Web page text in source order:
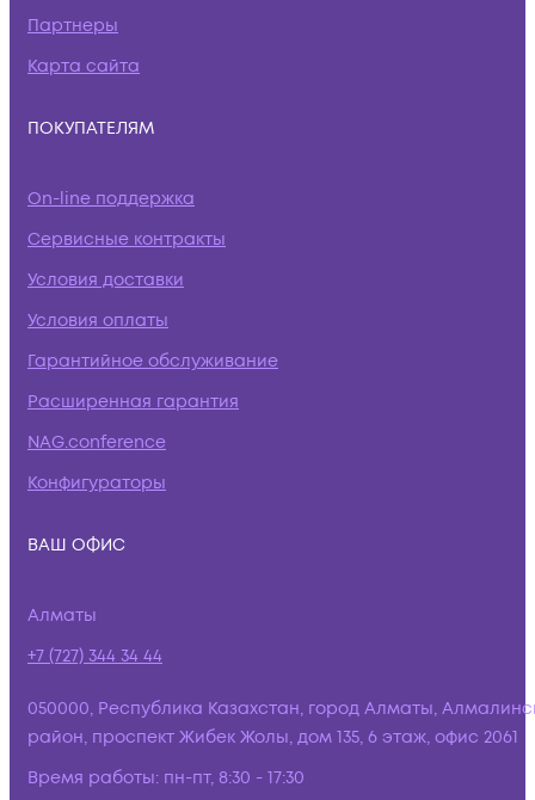
Партнеры
Карта сайта
ПОКУПАТЕЛЯМ
On-line поддержка
Сервисные контракты
Условия доставки
Условия оплаты
Гарантийное обслуживание
Расширенная гарантия
NAG.conference
Конфигураторы
ВАШ ОФИС
Алматы
+7 (727) 344 34 44
050000, Республика Казахстан, город Алматы,
район, проспект Жибек Жолы, дом 135, 6 этаж, офис 2061
Время работы: пн-пт, 8:30 - 17:30